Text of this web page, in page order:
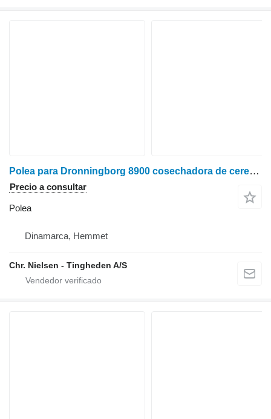
Polea para Dronningborg 8900 cosechadora de cereales
Precio a consultar
Polea
Dinamarca, Hemmet
Chr. Nielsen - Tingheden A/S